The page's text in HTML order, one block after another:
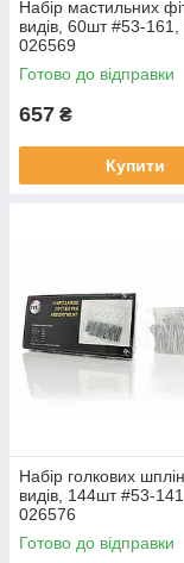
Набір мастильних
видів, 60шт #53-161,
026569
Готово до відправки
657 ₴
Купити
Набір голкових
видів, 144шт #53-
026576
Готово до відправки